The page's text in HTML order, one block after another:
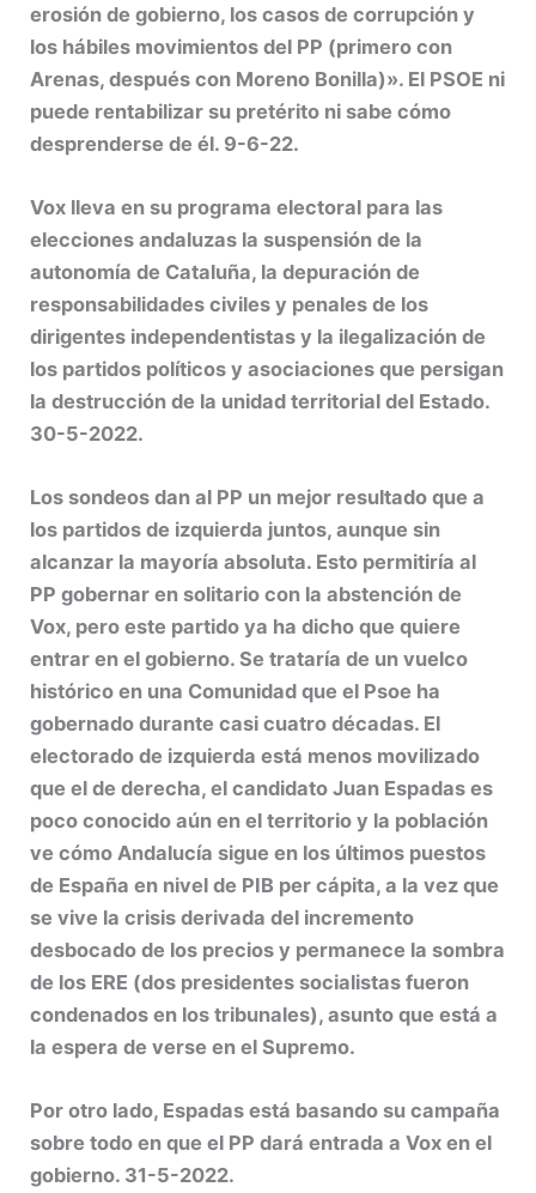
erosión de gobierno, los casos de corrupción y
los hábiles movimientos del PP (primero con
Arenas, después con Moreno Bonilla)». El PSOE ni
puede rentabilizar su pretérito ni sabe cómo
desprenderse de él. 9-6-22.
Vox lleva en su programa electoral para las
elecciones andaluzas la suspensión de la
autonomía de Cataluña, la depuración de
responsabilidades civiles y penales de los
dirigentes independentistas y la ilegalización de
los partidos políticos y asociaciones que persigan
la destrucción de la unidad territorial del Estado.
30-5-2022.
Los sondeos dan al PP un mejor resultado que a
los partidos de izquierda juntos, aunque sin
alcanzar la mayoría absoluta. Esto permitiría al
PP gobernar en solitario con la abstención de
Vox, pero este partido ya ha dicho que quiere
entrar en el gobierno. Se trataría de un vuelco
histórico en una Comunidad que el Psoe ha
gobernado durante casi cuatro décadas. El
electorado de izquierda está menos movilizado
que el de derecha, el candidato Juan Espadas es
poco conocido aún en el territorio y la población
ve cómo Andalucía sigue en los últimos puestos
de España en nivel de PIB percápita, a la vez que
se vive la crisis derivada del incremento
desbocado de los precios y permanece la sombra
de los ERE (dos presidentes socialistas fueron
condenados en los tribunales), asunto que está a
la espera de verse en el Supremo.
Por otro lado, Espadas está basando su campaña
sobre todo en que el PP dará entrada a Vox en el
gobierno. 31-5-2022.